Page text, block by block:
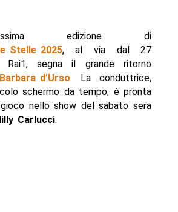
edizione di
Stelle 2025, al via dal 27
Rai1, segna il grande ritorno
Barbara d’Urso. La conduttrice,
schermo da tempo, è pronta
nello show del sabato sera
Carlucci.